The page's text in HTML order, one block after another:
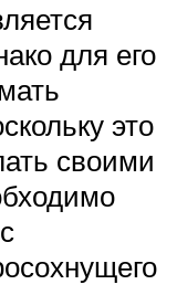
для его
это
своими